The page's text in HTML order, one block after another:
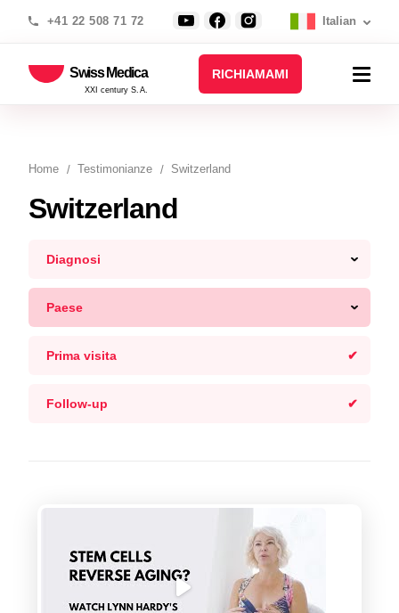
+41 22 508 71 72 Italian
Swiss Medica
XXI century S.A.
RICHIAMAMI
Home Testimonianze Switzerland
Switzerland
Diagnosi
Paese
Prima visita
Follow-up